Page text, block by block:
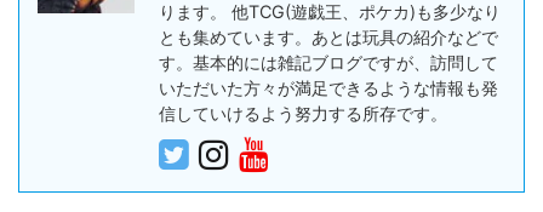
ります。 他TCG(遊戯王、ポケカ)も多少なり
とも集めています。あとは玩具の紹介などで
す。基本的には雑記ブログですが、訪問して
いただいた方々が満足できるような情報も発
信していけるよう努力する所存です。